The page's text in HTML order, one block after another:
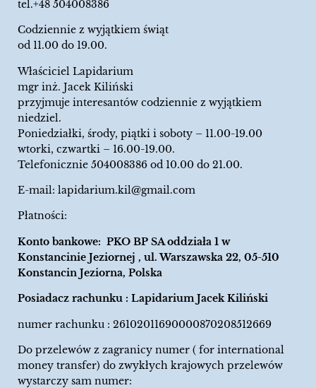
tel.+48 504008386
Codziennie z wyjątkiem świąt
od 11.00 do 19.00.
Właściciel Lapidarium
mgr inż. Jacek Kiliński
przyjmuje interesantów codziennie z wyjątkiem
niedziel.
Poniedziałki, środy, piątki i soboty – 11.00-19.00
wtorki, czwartki – 16.00-19.00.
Telefonicznie 504008386 od 10.00 do 21.00.
E-mail: lapidarium.kil@gmail.com
Płatności:
Konto bankowe: PKO BP SA oddziała 1 w
Konstancinie Jeziornej , ul. Warszawska 22, 05-510
Konstancin Jeziorna, Polska
Posiadacz rachunku : Lapidarium Jacek Kiliński
numer rachunku : 26102011690000870208512669
Do przelewów z zagranicy numer ( for international
money transfer) do zwykłych krajowych przelewów
wystarczy sam numer: